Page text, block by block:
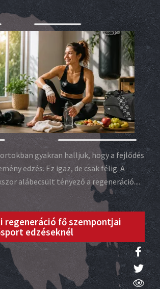
gyakran halljuk, hogy a fejlődés
edzés. Ez igaz, de csak félig. A
alábecsült tényező a regeneráció....
regeneráció fő szempontjai
edzéseknél